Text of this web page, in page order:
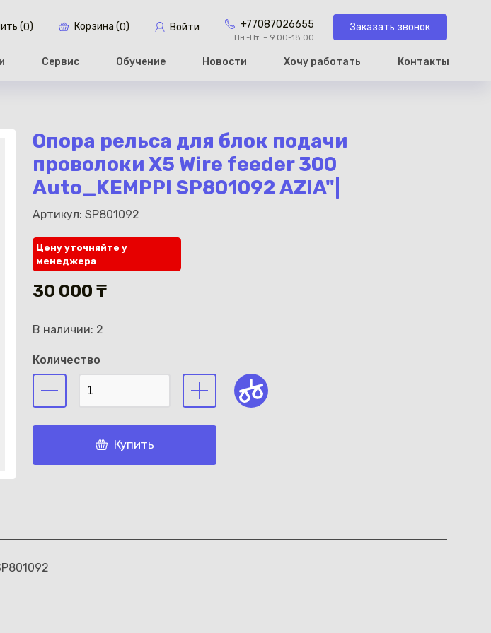
(0) Корзина (0) Войти +77087026655
Пн.-Пт. – 9:00-18:00
Заказать звонок
Сервис Обучение Новости Хочу работать Контакты
Опора рельса для блок подачи
проволоки X5 Wire feeder 300
Auto_KEMPPI SP801092 AZIA"|
Артикул: SP801092
Цену уточняйте у
менеджера
30 000 ₸
В наличии: 2
Количество
Купить